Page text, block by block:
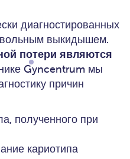
диагностированных
выкидышем.
потери являются
Gyncentrum мы
причин
полученного при
кариотипа